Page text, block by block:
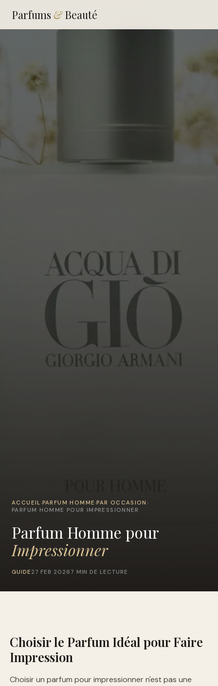
Parfums &Beauté
ACCUEIL ›PARFUM HOMME ›PAR OCCASION ›
PARFUM HOMME POUR IMPRESSIONNER
Parfum Homme pour
Impressionner
GUIDE 27 FEB 2026 7 MIN DE LECTURE
Choisir le Parfum Idéal pour Faire
Impression
Choisir un parfum pour impressionner n'est pas une